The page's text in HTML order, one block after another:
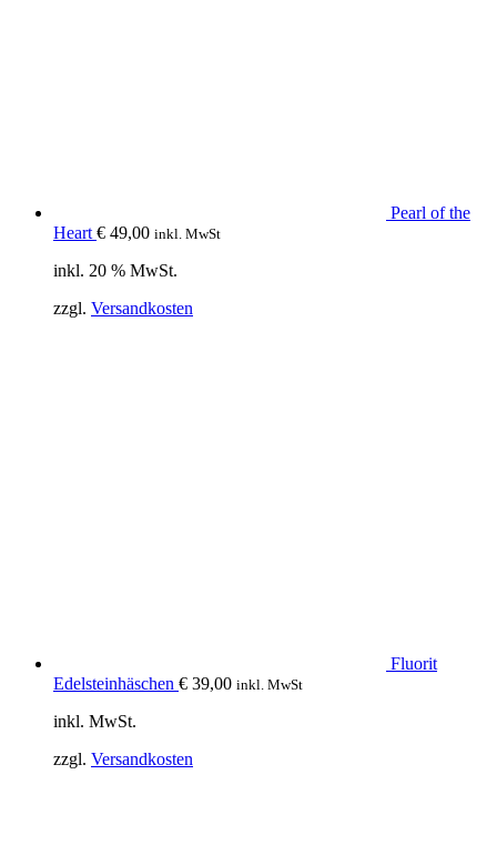
Pearl of the
Heart € 49,00 inkl. MwSt
inkl. 20 % MwSt.
zzgl. Versandkosten
Fluorit
Edelsteinhäschen € 39,00 inkl. MwSt
inkl. MwSt.
zzgl. Versandkosten